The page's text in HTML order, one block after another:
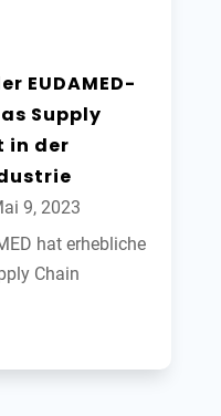
EUDAMED-
Supply
in der
9, 2023
hat erhebliche
Chain